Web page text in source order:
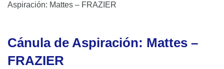
Aspiración: Mattes – FRAZIER
Cánula de Aspiración: Mattes –
FRAZIER